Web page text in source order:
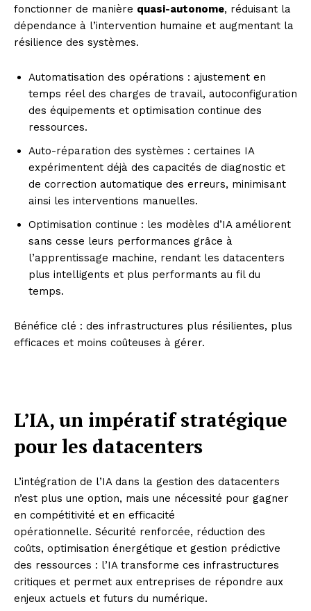
fonctionner de manière quasi-autonome, réduisant la
dépendance à l’intervention humaine et augmentant la
résilience des systèmes.
Automatisation des opérations : ajustement en
temps réel des charges de travail, autoconfiguration
des équipements et optimisation continue des
ressources.
Auto-réparation des systèmes : certaines IA
expérimentent déjà des capacités de diagnostic et
de correction automatique des erreurs, minimisant
ainsi les interventions manuelles.
Optimisation continue : les modèles d’IA améliorent
sans cesse leurs performances grâce à
l’apprentissage machine, rendant les datacenters
plus intelligents et plus performants au fil du
temps.
Bénéfice clé : des infrastructures plus résilientes, plus
efficaces et moins coûteuses à gérer.
L’IA, un impératif stratégique
pour les datacenters
L’intégration de l’IA dans la gestion des datacenters
n’est plus une option, mais une nécessité pour gagner
en compétitivité et en efficacité
opérationnelle. Sécurité renforcée, réduction des
coûts, optimisation énergétique et gestion prédictive
des ressources : l’IA transforme ces infrastructures
critiques et permet aux entreprises de répondre aux
enjeux actuels et futurs du numérique.